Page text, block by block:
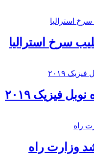
سرخ استرالیا
فیزیک ۲۰۱۹
وزارت راه